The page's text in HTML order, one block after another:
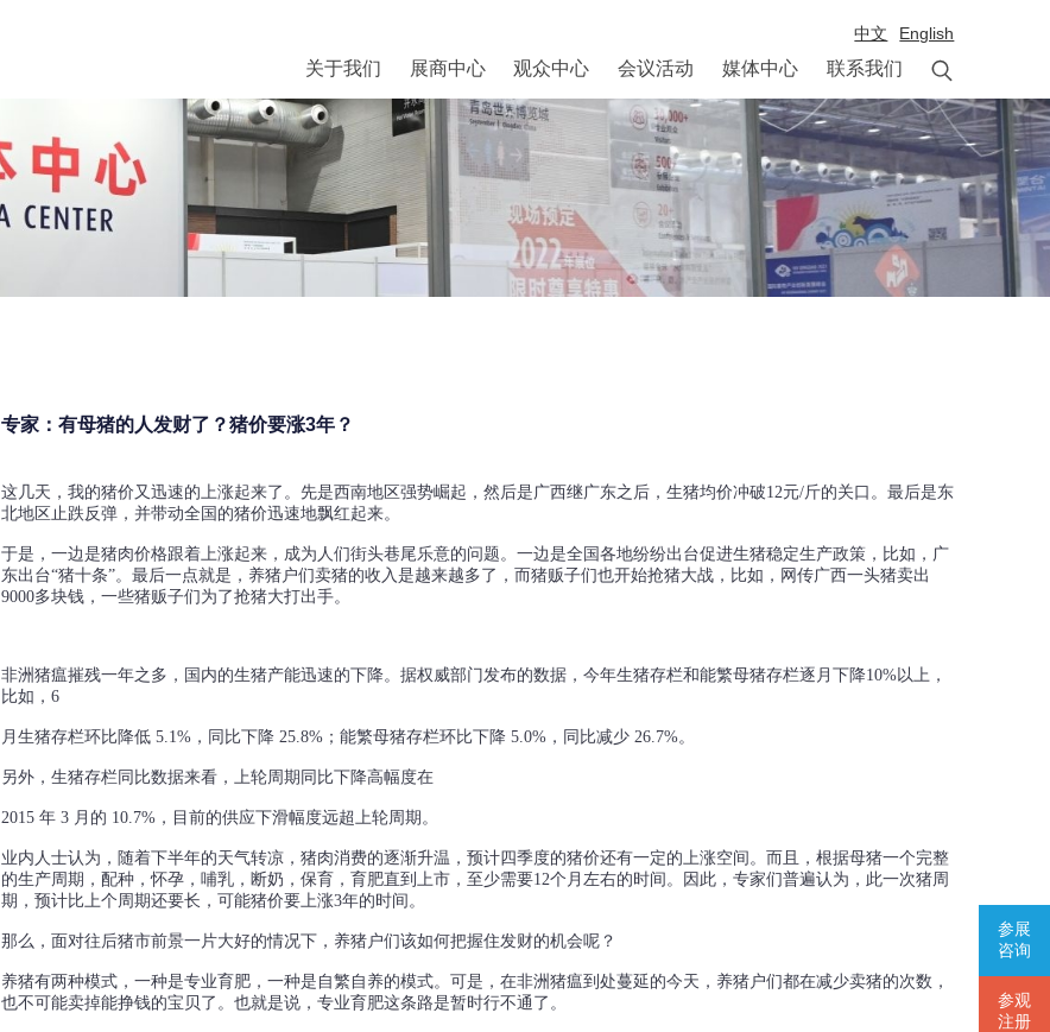
中文 English
关于我们 展商中心 观众中心 会议活动 媒体中心 联系我们 
参展
咨询
参观
注册
专家：有母猪的人发财了？猪价要涨3年？
这几天，我的猪价又迅速的上涨起来了。先是西南地区强势崛起，然后是广西继广东之后，生猪均价冲破12元/斤的关口。最后是东
北地区止跌反弹，并带动全国的猪价迅速地飘红起来。
于是，一边是猪肉价格跟着上涨起来，成为人们街头巷尾乐意的问题。一边是全国各地纷纷出台促进生猪稳定生产政策，比如，广
东出台“猪十条”。最后一点就是，养猪户们卖猪的收入是越来越多了，而猪贩子们也开始抢猪大战，比如，网传广西一头猪卖出
9000多块钱，一些猪贩子们为了抢猪大打出手。
非洲猪瘟摧残一年之多，国内的生猪产能迅速的下降。据权威部门发布的数据，今年生猪存栏和能繁母猪存栏逐月下降10%以上，
比如，6
月生猪存栏环比降低 5.1%，同比下降 25.8%；能繁母猪存栏环比下降 5.0%，同比减少 26.7%。
另外，生猪存栏同比数据来看，上轮周期同比下降高幅度在
2015 年 3 月的 10.7%，目前的供应下滑幅度远超上轮周期。
业内人士认为，随着下半年的天气转凉，猪肉消费的逐渐升温，预计四季度的猪价还有一定的上涨空间。而且，根据母猪一个完整
的生产周期，配种，怀孕，哺乳，断奶，保育，育肥直到上市，至少需要12个月左右的时间。因此，专家们普遍认为，此一次猪周
期，预计比上个周期还要长，可能猪价要上涨3年的时间。
那么，面对往后猪市前景一片大好的情况下，养猪户们该如何把握住发财的机会呢？
养猪有两种模式，一种是专业育肥，一种是自繁自养的模式。可是，在非洲猪瘟到处蔓延的今天，养猪户们都在减少卖猪的次数，
也不可能卖掉能挣钱的宝贝了。也就是说，专业育肥这条路是暂时行不通了。